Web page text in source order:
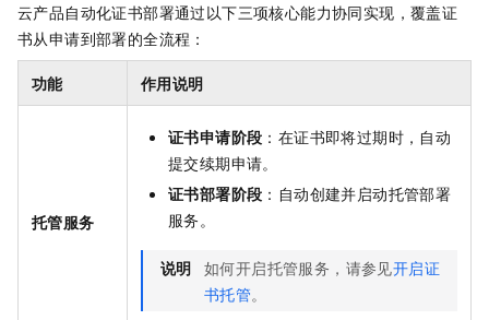
云产品自动化证书部署通过以下三项核心能力协同实现，覆盖证
书从申请到部署的全流程：
功能 作用说明
托管服务
证书申请阶段 ：在证书即将过期时，自动
提交续期申请。
证书部署阶段 ：自动创建并启动托管部署
服务。
说明 如何开启托管服务，请参见开启证
书托管。